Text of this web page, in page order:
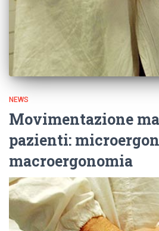
NEWS
Movimentazione
pazienti:
macroergonomia